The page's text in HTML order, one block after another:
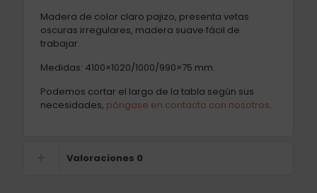
Madera de color claro pajizo, presenta vetas
oscuras irregulares, madera suave fácil de
trabajar.
Medidas: 4100×1020/1000/990×75 mm.
Podemos cortar el largo de la tabla según sus
necesidades, póngase en contacto con nosotros.
Valoraciones 0